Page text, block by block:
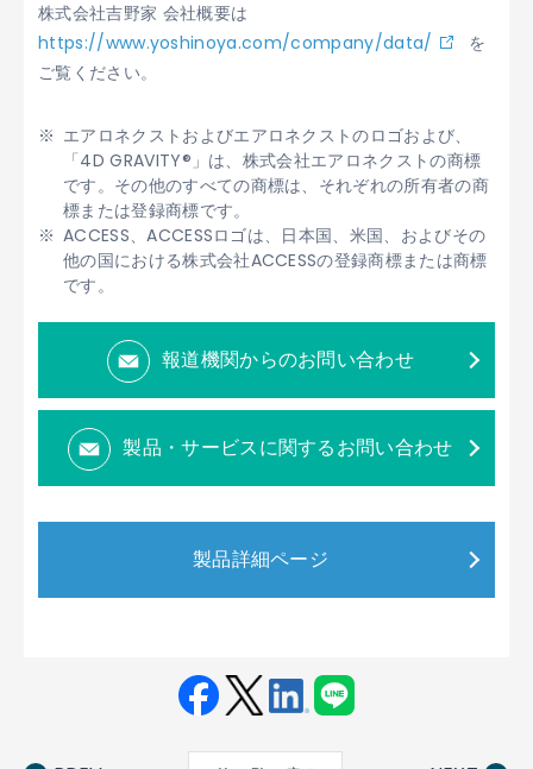
株式会社吉野家 会社概要は
https://www.yoshinoya.com/company/data/
を
ご覧ください。
エアロネクストおよびエアロネクストのロゴおよび、
「4D GRAVITY®」は、株式会社エアロネクストの商標
です。その他のすべての商標は、それぞれの所有者の商
標または登録商標です。
ACCESS、ACCESSロゴは、日本国、米国、およびその
他の国における株式会社ACCESSの登録商標または商標
です。
報道機関からのお問い合わせ
製品・サービスに関するお問い合わせ
製品詳細ページ
ebo ter
edin